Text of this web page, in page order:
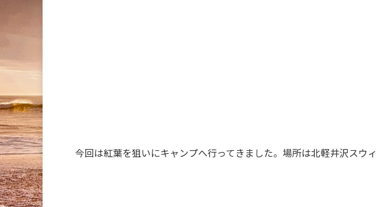
今回は紅葉を狙いにキャンプへ行ってきました。場所は北軽井沢スウ